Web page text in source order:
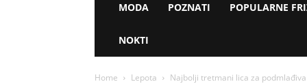
MODA POZNATI POPULARNE
NOKTI
Home Lepota Najbolji tretmani lica za